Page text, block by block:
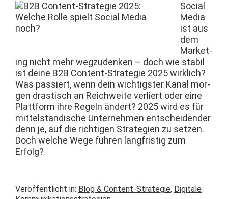
Social
Media
ist aus
dem
Mar­ket­
ing nicht mehr wegzu­denken – doch wie sta­bil
ist deine B2B Con­tent-Strate­gie 2025 wirk­lich?
Was passiert, wenn dein wichtig­ster Kanal mor­
gen drastisch an Reich­weite ver­liert oder eine
Plat­tform ihre Regeln ändert? 2025 wird es für
mit­tel­ständis­che Unternehmen entschei­den­der
denn je, auf die richti­gen Strate­gien zu set­zen.
Doch welche Wege führen langfristig zum
Erfolg?
Veröffentlicht in: Blog & Content-Strategie, Digitale